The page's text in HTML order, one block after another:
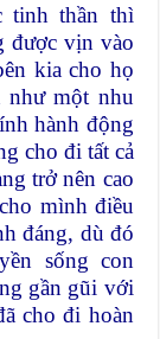
tinh thần thì
được vịn vào
kia cho họ
như một nhu
hành động
cho đi tất cả
trở nên cao
mình điều
đáng, dù đó
sống con
gần gũi với
cho đi hoàn